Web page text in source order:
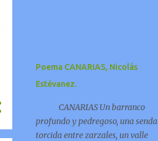
Poema CANARIAS, Nicolás
Estévanez.
CANARIAS Un barranco
profundo y pedregoso, una senda
torcida entre zarzales, un valle